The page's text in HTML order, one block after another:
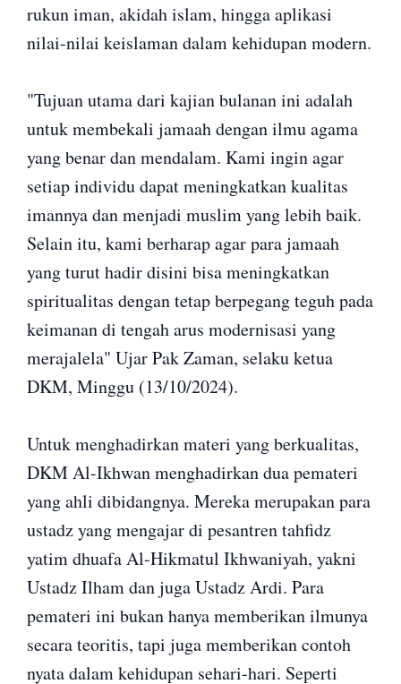
rukun iman, akidah islam, hingga aplikasi
nilai-nilai keislaman dalam kehidupan modern.
"Tujuan utama dari kajian bulanan ini adalah
untuk membekali jamaah dengan ilmu agama
yang benar dan mendalam. Kami ingin agar
setiap individu dapat meningkatkan kualitas
imannya dan menjadi muslim yang lebih baik.
Selain itu, kami berharap agar para jamaah
yang turut hadir disini bisa meningkatkan
spiritualitas dengan tetap berpegang teguh pada
keimanan di tengah arus modernisasi yang
merajalela" Ujar Pak Zaman, selaku ketua
DKM, Minggu (13/10/2024).
Untuk menghadirkan materi yang berkualitas,
DKM Al-Ikhwan menghadirkan dua pemateri
yang ahli dibidangnya. Mereka merupakan para
ustadz yang mengajar di pesantren tahfidz
yatim dhuafa Al-Hikmatul Ikhwaniyah, yakni
Ustadz Ilham dan juga Ustadz Ardi. Para
pemateri ini bukan hanya memberikan ilmunya
secara teoritis, tapi juga memberikan contoh
nyata dalam kehidupan sehari-hari. Seperti